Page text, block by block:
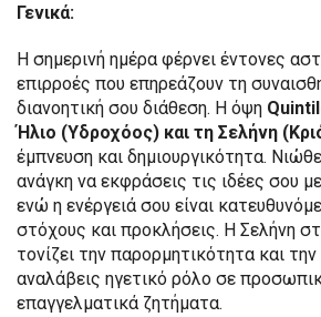
Γενικά:
Η σημερινή ημέρα φέρνει έντονες
επιρροές που επηρεάζουν τη
διανοητική σου διάθεση. Η όψη
Ήλιο (Υδροχόος) και τη Σελήνη
έμπνευση και δημιουργικότητα.
ανάγκη να εκφράσεις τις ιδέες σου
ενώ η ενέργειά σου είναι
στόχους και προκλήσεις. Η Σελήνη
τονίζει την παρορμητικότητα και
αναλάβεις ηγετικό ρόλο σε
επαγγελματικά ζητήματα.